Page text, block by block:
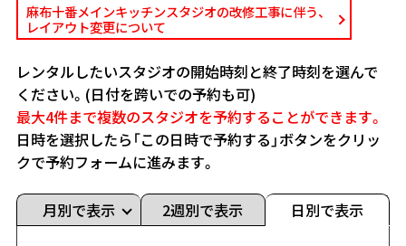
麻布十番メインキッチンスタジオの改修工事に伴う、
レイアウト変更について
レンタルしたいスタジオの開始時刻と終了時刻を選んで
ください。(日付を跨いでの予約も可)
最大4件まで複数のスタジオを予約することができます。
日時を選択したら「この日時で予約する」ボタンをクリッ
クで予約フォームに進みます。
月別で表示 2週別で表示 日別で表示